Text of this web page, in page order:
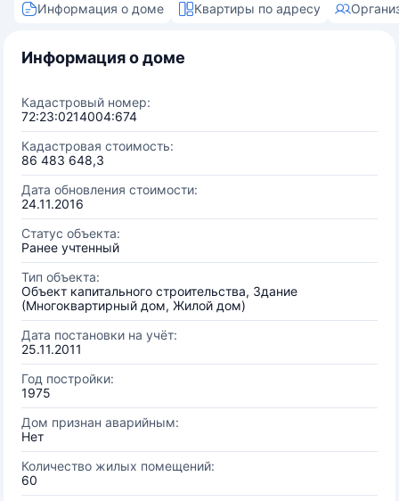
Информация о доме Квартиры по адресу
Информация о доме
Кадастровый номер:
72:23:0214004:674
Кадастровая стоимость:
86 483 648,3
Дата обновления стоимости:
24.11.2016
Статус объекта:
Ранее учтенный
Тип объекта:
Объект капитального строительства, Здание
(Многоквартирный дом, Жилой дом)
Дата постановки на учёт:
25.11.2011
Год постройки:
1975
Дом признан аварийным:
Нет
Количество жилых помещений:
60